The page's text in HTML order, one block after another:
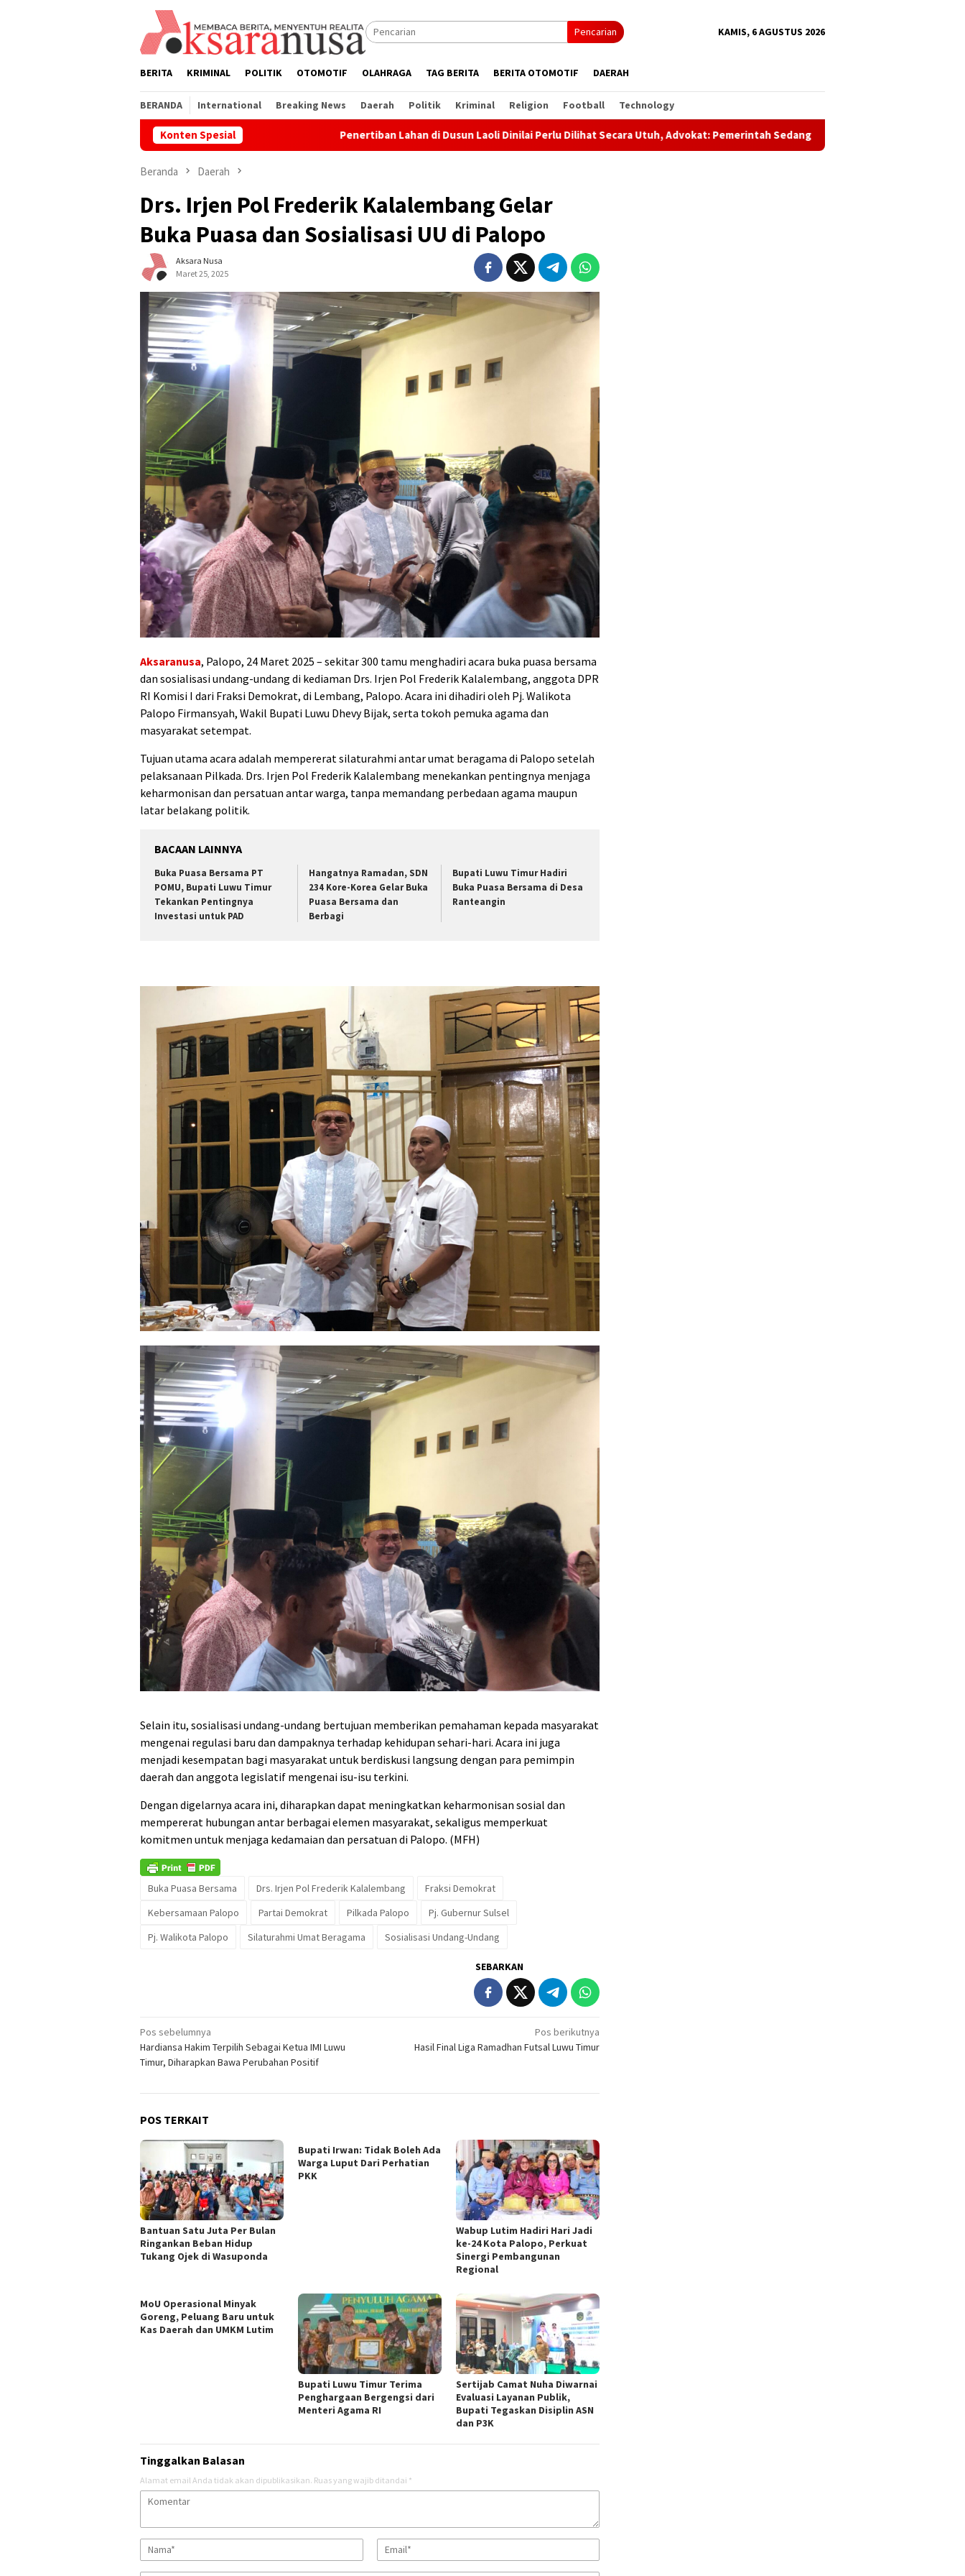
Pencarian KAMIS, 6 AGUSTUS 2026
BERITA KRIMINAL POLITIK OTOMOTIF OLAHRAGA TAG BERITA BERITA OTOMOTIF DAERAH
BERANDA International Breaking News Daerah Politik Kriminal Religion Football Technology
Konten SpesialPenertiban Lahan di Dusun Laoli Dinilai Perlu Dilihat Secara Utuh, Advokat: Pemerintah Sedang Amankan Aset Daerah
Beranda Daerah
Drs. Irjen Pol Frederik Kalalembang Gelar
Buka Puasa dan Sosialisasi UU di Palopo
Aksara Nusa
Maret 25, 2025
Aksaranusa, Palopo, 24 Maret 2025 – sekitar 300 tamu menghadiri acara buka puasa bersama
dan sosialisasi undang-undang di kediaman Drs. Irjen Pol Frederik Kalalembang, anggota DPR
RI Komisi I dari Fraksi Demokrat, di Lembang, Palopo. Acara ini dihadiri oleh Pj. Walikota
Palopo Firmansyah, Wakil Bupati Luwu Dhevy Bijak, serta tokoh pemuka agama dan
masyarakat setempat.
Tujuan utama acara adalah mempererat silaturahmi antar umat beragama di Palopo setelah
pelaksanaan Pilkada. Drs. Irjen Pol Frederik Kalalembang menekankan pentingnya menjaga
keharmonisan dan persatuan antar warga, tanpa memandang perbedaan agama maupun
latar belakang politik.
BACAAN LAINNYA
Buka Puasa Bersama PT
POMU, Bupati Luwu Timur
Tekankan Pentingnya
Investasi untuk PAD
Hangatnya Ramadan, SDN
234 Kore-Korea Gelar Buka
Puasa Bersama dan
Berbagi
Bupati Luwu Timur Hadiri
Buka Puasa Bersama di Desa
Ranteangin
Selain itu, sosialisasi undang-undang bertujuan memberikan pemahaman kepada masyarakat
mengenai regulasi baru dan dampaknya terhadap kehidupan sehari-hari. Acara ini juga
menjadi kesempatan bagi masyarakat untuk berdiskusi langsung dengan para pemimpin
daerah dan anggota legislatif mengenai isu-isu terkini.
Dengan digelarnya acara ini, diharapkan dapat meningkatkan keharmonisan sosial dan
mempererat hubungan antar berbagai elemen masyarakat, sekaligus memperkuat
komitmen untuk menjaga kedamaian dan persatuan di Palopo. (MFH)
Buka Puasa Bersama Drs. Irjen Pol Frederik Kalalembang
Fraksi Demokrat
Kebersamaan Palopo
Partai Demokrat Pilkada Palopo
Pj. Gubernur Sulsel
Pj. Walikota Palopo
Silaturahmi Umat Beragama Sosialisasi Undang-Undang
SEBARKAN
Navigasi
pos
Pos sebelumnya
Hardiansa Hakim Terpilih Sebagai Ketua IMI Luwu
Timur, Diharapkan Bawa Perubahan Positif
Pos berikutnya
Hasil Final Liga Ramadhan Futsal Luwu Timur
POS TERKAIT
Bantuan Satu Juta Per Bulan
Ringankan Beban Hidup
Tukang Ojek di Wasuponda
Bupati Irwan: Tidak Boleh Ada
Warga Luput Dari Perhatian
PKK
Wabup Lutim Hadiri Hari Jadi
ke-24 Kota Palopo, Perkuat
Sinergi Pembangunan
Regional
MoU Operasional Minyak
Goreng, Peluang Baru untuk
Kas Daerah dan UMKM Lutim ‎
Bupati Luwu Timur Terima
Penghargaan Bergengsi dari
Menteri Agama RI
Sertijab Camat Nuha Diwarnai
Evaluasi Layanan Publik,
Bupati Tegaskan Disiplin ASN
dan P3K
Tinggalkan Balasan
Alamat email Anda tidak akan dipublikasikan. Ruas yang wajib ditandai *